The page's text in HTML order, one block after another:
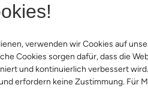
verwenden wir Cookies auf
Cookies sorgen dafür, dass die
und kontinuierlich verbessert
erfordern keine Zustimmung. Für